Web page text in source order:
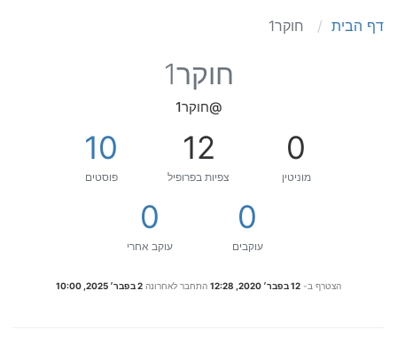
דף הבית חוקר1
חוקר1
@חוקר1
0
מוניטין
12
צפיות בפרופיל
10
פוסטים
0
עוקבים
0
עוקב אחרי
הצטרף ב- 12 בפבר׳ 2020, 12:28 התחבר לאחרונה 2 בפבר׳ 2025, 10:00